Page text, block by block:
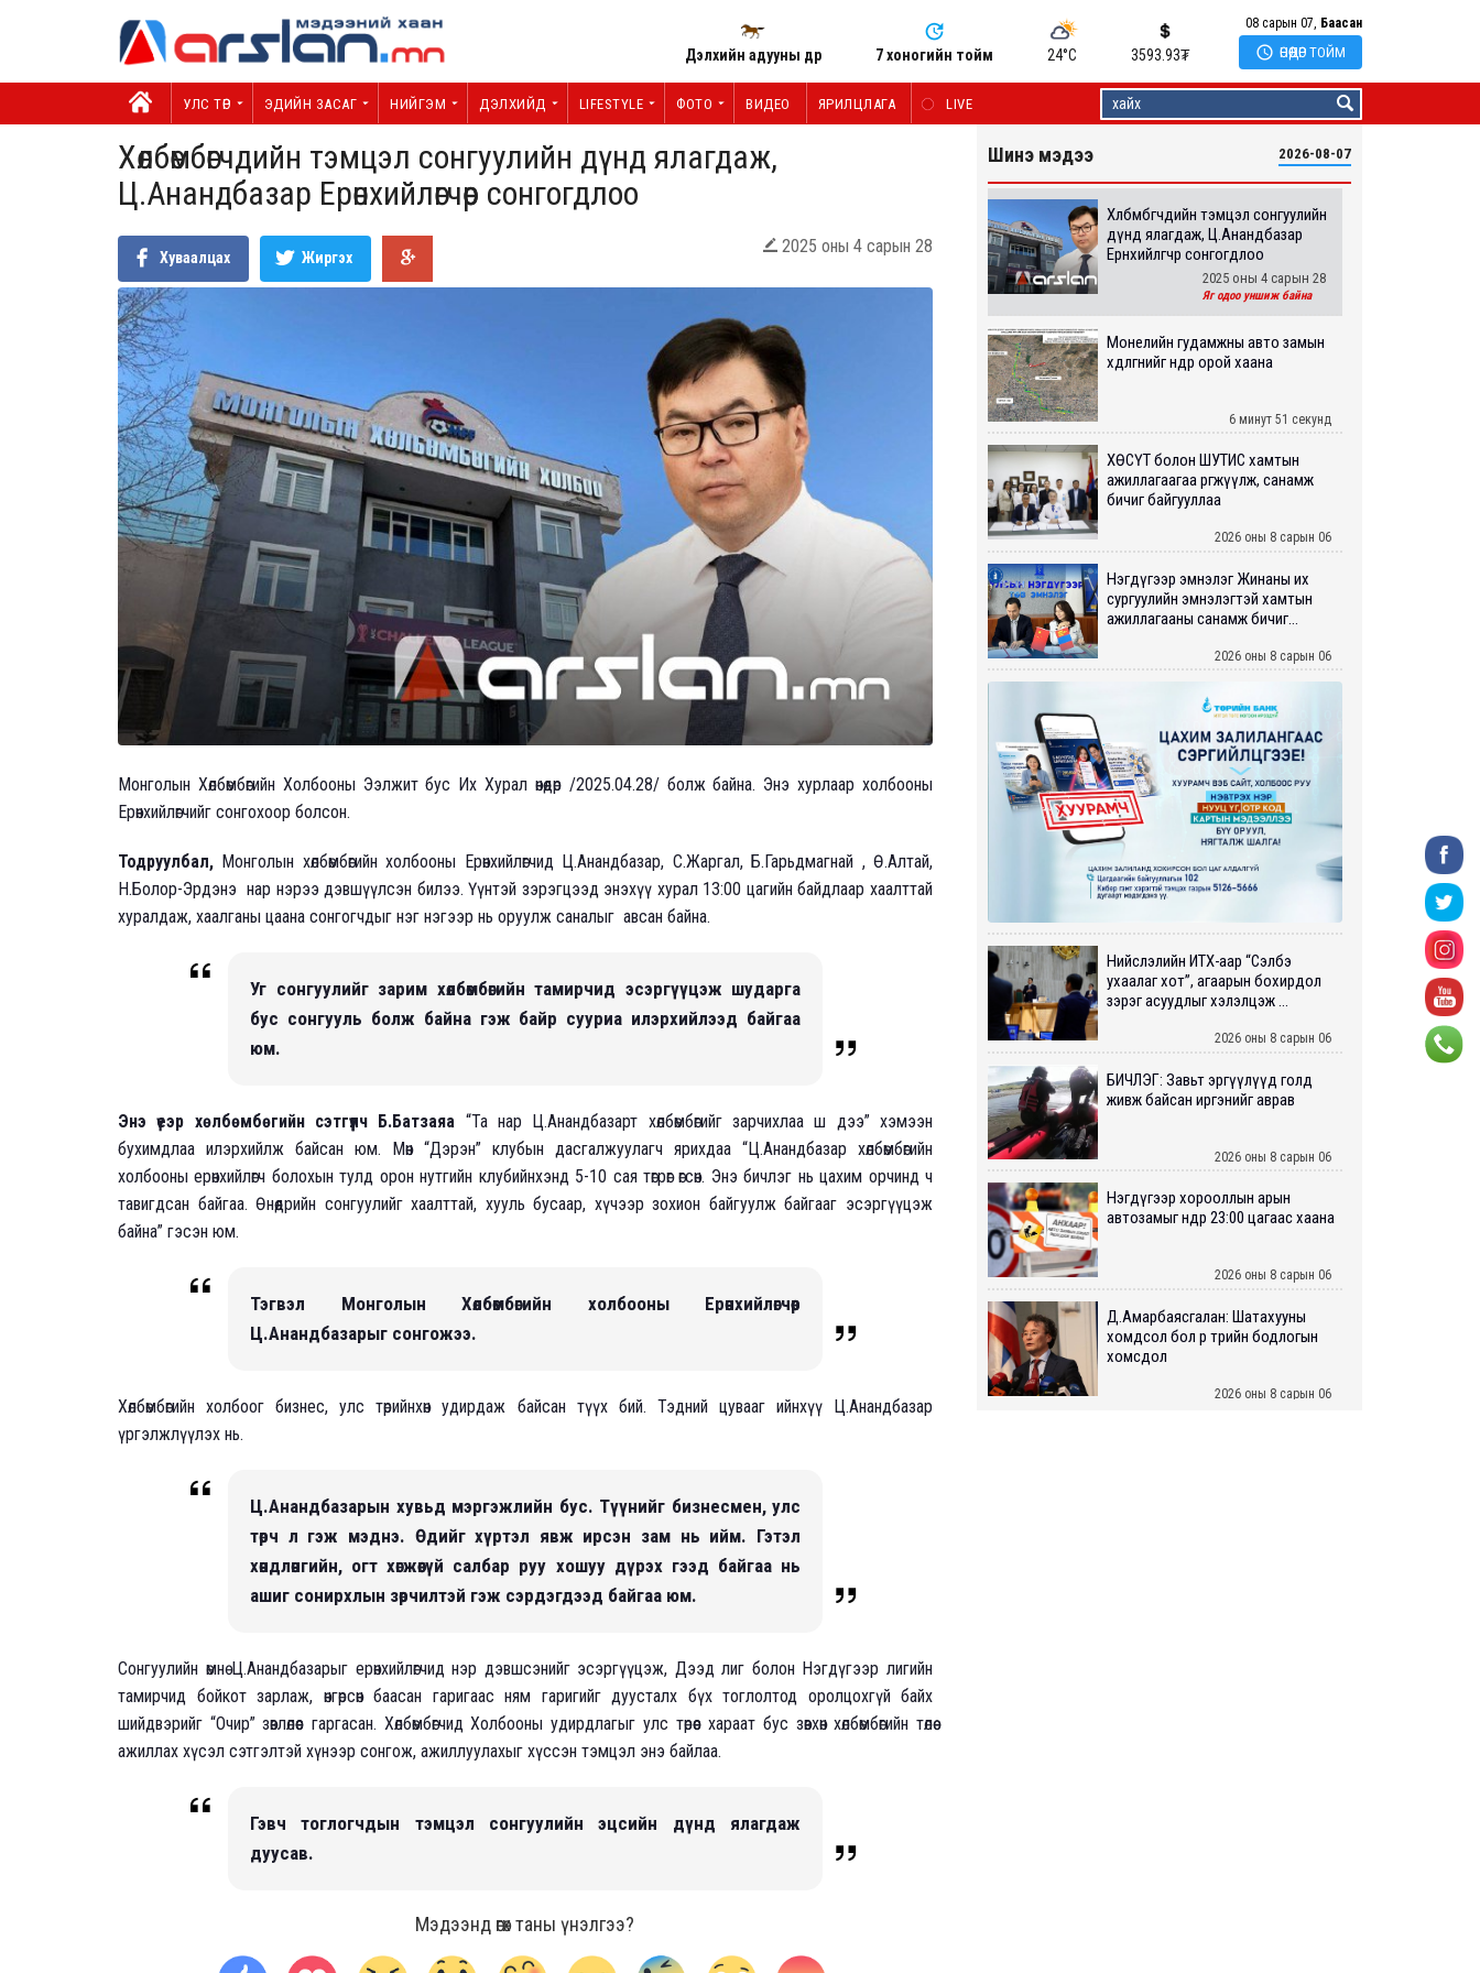
Дэлхийн адууны өдөр 7 хоногийн тойм 24°C 3593.93₮
08 сарын 07, Баасан
 ӨНӨӨДӨР ТОЙМ
УЛС ТӨР ЭДИЙН ЗАСАГ НИЙГЭМ ДЭЛХИЙД LIFESTYLE ФОТО ВИДЕО ЯРИЛЦЛАГА LIVE
Хөлбөмбөгчдийн тэмцэл сонгуулийн дүнд ялагдаж,
Ц.Анандбазар Ерөнхийлөгчөөр сонгогдлоо
Хуваалцах Жиргэх
 2025 оны 4 сарын 28
Монголын Хөлбөмбөгийн Холбооны Ээлжит бус Их Хурал өнөөдөр /2025.04.28/ болж байна. Энэ хурлаар холбооны
Ерөнхийлөгчийг сонгохоор болсон.
Тодруулбал, Монголын хөлбөмбөгийн холбооны Ерөнхийлөгчид Ц.Анандбазар, С.Жаргал, Б.Гарьдмагнай , Ө.Алтай,
Н.Болор-Эрдэнэ нар нэрээ дэвшүүлсэн билээ. Үүнтэй зэрэгцээд энэхүү хурал 13:00 цагийн байдлаар хаалттай
хуралдаж, хаалганы цаана сонгогчдыг нэг нэгээр нь оруулж саналыг авсан байна.
Уг сонгуулийг зарим хөлбөмбөгийн тамирчид эсэргүүцэж шударга
бус сонгууль болж байна гэж байр сууриа илэрхийлээд байгаа
юм.
Энэ үеэр хөлбөмбөгийн сэтгүүлч Б.Батзаяа “Та нар Ц.Анандбазарт хөлбөмбөгийг зарчихлаа ш дээ” хэмээн
бухимдлаа илэрхийлж байсан юм. Мөн “Дэрэн” клубын дасгалжуулагч ярихдаа “Ц.Анандбазар хөлбөмбөгийн
холбооны ерөнхийлөгч болохын тулд орон нутгийн клубийнхэнд 5-10 сая төгрөг өгсөн. Энэ бичлэг нь цахим орчинд ч
тавигдсан байгаа. Өнөөдрийн сонгуулийг хаалттай, хууль бусаар, хүчээр зохион байгуулж байгааг эсэргүүцэж
байна” гэсэн юм.
Тэгвэл Монголын Хөлбөмбөгийн холбооны Ерөнхийлөгчөөр
Ц.Анандбазарыг сонгожээ.
Хөлбөмбөгийн холбоог бизнес, улс төрийнхөн удирдаж байсан түүх бий. Тэдний цувааг ийнхүү Ц.Анандбазар
үргэлжлүүлэх нь.
Ц.Анандбазарын хувьд мэргэжлийн бус. Түүнийг бизнесмен, улс
төрч л гэж мэднэ. Өдийг хүртэл явж ирсэн зам нь ийм. Гэтэл
хөндлөнгийн, огт хөгжөөгүй салбар руу хошуу дүрэх гээд байгаа нь
ашиг сонирхлын зөрчилтэй гэж сэрдэгдээд байгаа юм.
Сонгуулийн өмнө Ц.Анандбазарыг ерөнхийлөгчид нэр дэвшсэнийг эсэргүүцэж, Дээд лиг болон Нэгдүгээр лигийн
тамирчид бойкот зарлаж, өнгөрсөн баасан гаригаас ням гаригийг дуусталх бүх тоглолтод оролцохгүй байх
шийдвэрийг “Очир” зөвлөлөөс гаргасан. Хөлбөмбөгчид Холбооны удирдлагыг улс төрөөс хараат бус зөвхөн хөлбөмбөгийн төлөө
ажиллах хүсэл сэтгэлтэй хүнээр сонгож, ажиллуулахыг хүссэн тэмцэл энэ байлаа.
Гэвч тоглогчдын тэмцэл сонгуулийн эцсийн дүнд ялагдаж
дуусав.
Мэдээнд өгөх таны үнэлгээ?
Шинэ мэдээ 2026-08-07
Хөлбөмбөгчдийн тэмцэл сонгуулийн
дүнд ялагдаж, Ц.Анандбазар
Ерөнхийлөгчөөр сонгогдлоо
2025 оны 4 сарын 28
Яг одоо уншиж байна
Монелийн гудамжны авто замын
хөдөлгөөнийг өнөөдөр орой хаана
6 минут 51 секунд
ХӨСҮТ болон ШУТИС хамтын
ажиллагаагаа өргөжүүлж, санамж
бичиг байгууллаа
2026 оны 8 сарын 06
Нэгдүгээр эмнэлэг Жинаны их
сургуулийн эмнэлэгтэй хамтын
ажиллагааны санамж бичиг...
2026 оны 8 сарын 06
Нийслэлийн ИТХ-аар “Сэлбэ
ухаалаг хот”, агаарын бохирдол
зэрэг асуудлыг хэлэлцэж ...
2026 оны 8 сарын 06
БИЧЛЭГ: Завьт эргүүлүүд голд
живж байсан иргэнийг аврав
2026 оны 8 сарын 06
Нэгдүгээр хорооллын арын
автозамыг өнөөдөр 23:00 цагаас хаана
2026 оны 8 сарын 06
Д.Амарбаясгалан: Шатахууны
хомдсол бол өөрөө төрийн бодлогын
хомсдол
2026 оны 8 сарын 06